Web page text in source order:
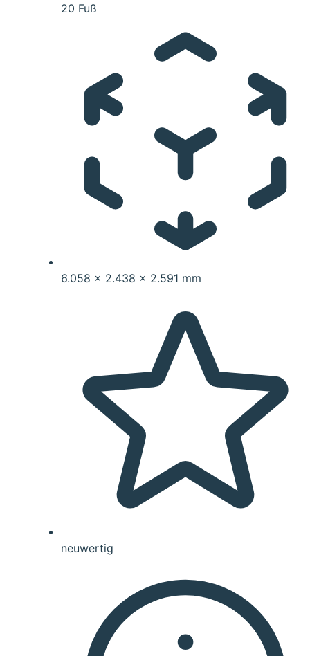
20 Fuß
6.058 x 2.438 x 2.591 mm
neuwertig